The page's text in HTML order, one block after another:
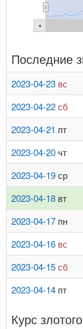
Последние
2023-04-23 вс
2023-04-22сб
2023-04-21 пт
2023-04-20 чт
2023-04-19ср
2023-04-18 вт
2023-04-17 пн
2023-04-16 вс
2023-04-15сб
2023-04-14 пт
Курс